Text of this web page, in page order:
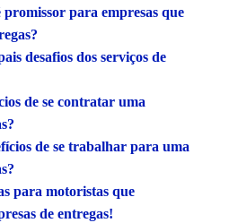
para empresas que
desafios dos serviços de
de se contratar uma
de se trabalhar para uma
para motoristas que
de entregas!